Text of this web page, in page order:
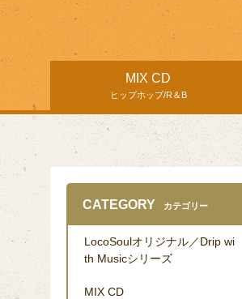
MIX CD
ヒップホップ/R＆B
CATEGORY カテゴリー
LocoSoulオリジナル／Drip wi
th Musicシリーズ
MIX CD